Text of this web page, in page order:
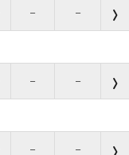
– –
– –
– –